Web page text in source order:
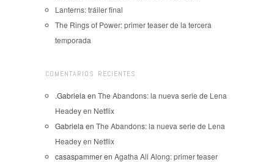
Lanterns: tráiler final
The Rings of Power: primer teaser de la tercera
temporada
COMENTARIOS RECIENTES
.Gabriela en The Abandons: la nueva serie de Lena
Headey en Netflix
Gabriela en The Abandons: la nueva serie de Lena
Headey en Netflix
casaspammeren Agatha All Along: primer teaser